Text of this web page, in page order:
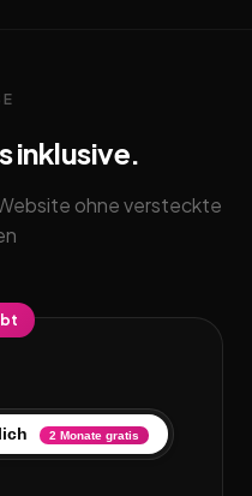
inklusive.
ohne versteckte
2 Monate gratis